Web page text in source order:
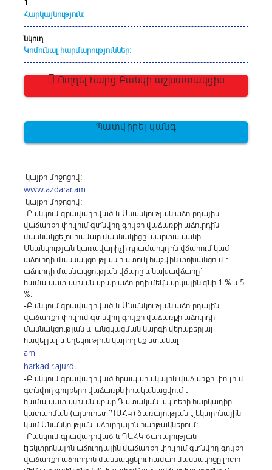
Հարկայնություն:
1
Կոմունալ հարմարություններ:
նկուղ
Ուղղել հարց Բանկի աշխատակցին
Պատվիրել զանգ
-Բանկում գրավադրված հրապարակային վաճառքի փուլում
գտնվող գույքերի վաճառքն իրականացվում է
համապատասխանաբար Դատական ակտերի հարկադիր
կատարման (այսուհետ`ԴԱՀԿ) ծառայության էլեկտրոնային
կամ Սնանկության աճուրդային հարթակներում:
-Բանկում գրավադրված և ԴԱՀԿ ծառայության
էլեկտրոնային աճուրդային վաճառքի փուլում գտնվող գույքի
վաճառքի աճուրդին մասնակցելու համար մասնակիցը լոտի
harkadir.ajurd.
am
կայքի միջոցով:
-Բանկում գրավադրված և Սնանկության աճուրդային
վաճառքի փուլում գտնվող գույքի վաճառքի աճուրդին
մասնակցելու համար մասնակիցը պարտապանի
Սնանկության կառավարիչի դրամարկղին վճարում կամ
աճուրդի մասնակցության հատուկ հաշվին փոխանցում է
աճուրդի մասնակցության վճարը և նախավճարը`
համապատասխանաբար աճուրդի մեկնարկային գնի 1 % և 5
%:
-Բանկում գրավադրված և Սնանկության աճուրդային
վաճառքի փուլում գտնվող գույքի վաճառքի աճուրդի
մասնակցության և անցկացման կարգի վերաբերյալ
հավելյալ տեղեկություն կարող եք ստանալ
www.azdarar.am
կայքի միջոցով: